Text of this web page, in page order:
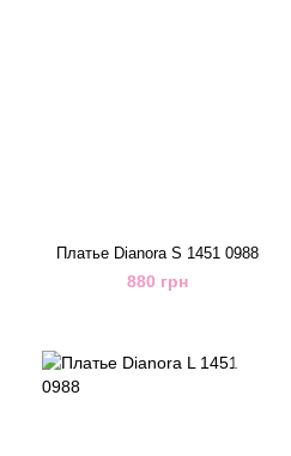
Платье Dianora S 1451 0988
880 грн